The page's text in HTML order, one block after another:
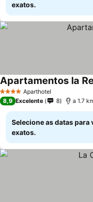
exatos.
4 EstrelasAparthotel
Apartamentos la
8,9 Excelente 8 a 1.7
Selecione as datas para
exatos.